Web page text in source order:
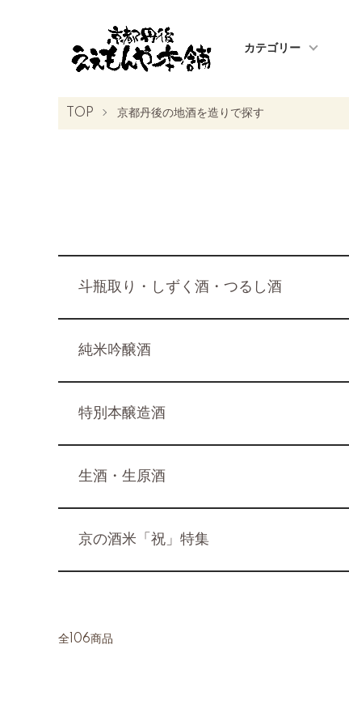
カテゴリー
TOP 京都丹後の地酒を造りで探す
斗瓶取り・しずく酒・つるし酒
純米吟醸酒
特別本醸造酒
生酒・生原酒
京の酒米「祝」特集
全106商品